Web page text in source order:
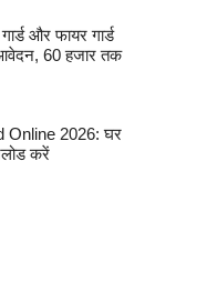
और फायर गार्ड
60 हजार तक
Online 2026: घर
करें